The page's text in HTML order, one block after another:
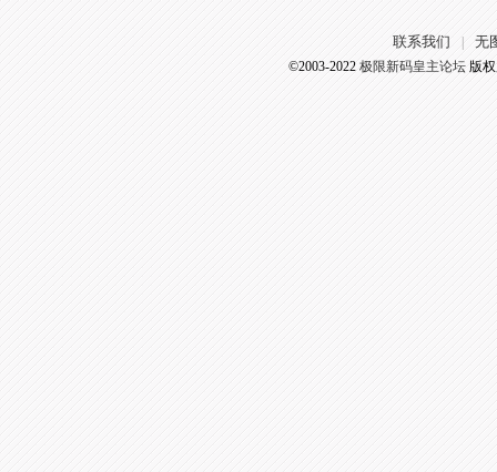
联系我们 无
©2003-2022 极限新码皇主论坛版权